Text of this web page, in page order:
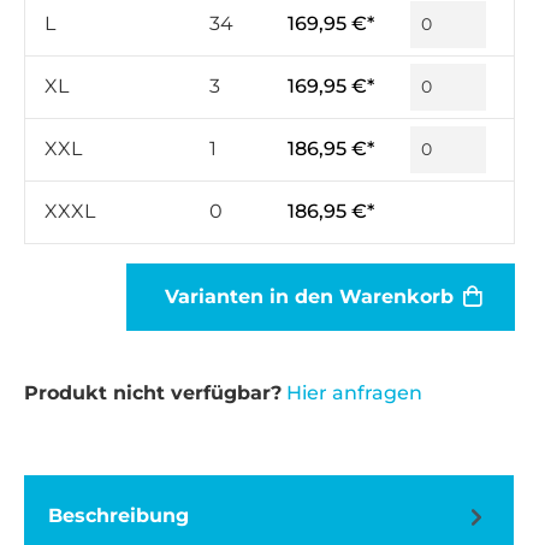
L 34 169,95 €*
XL 3 169,95 €*
XXL 1 186,95 €*
XXXL 0 186,95 €*
Varianten in den Warenkorb
Produkt nicht verfügbar? Hier anfragen
Beschreibung